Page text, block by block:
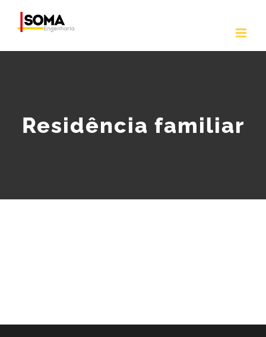
o
Residência familiar